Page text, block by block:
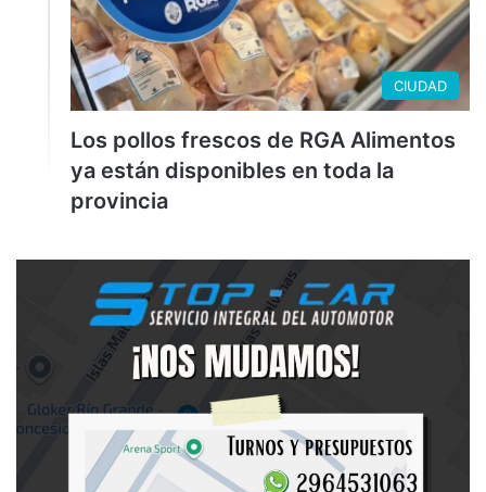
CIUDAD
Los pollos frescos de RGA Alimentos
ya están disponibles en toda la
provincia